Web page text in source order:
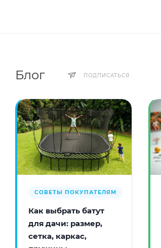
Блог ПОДПИСАТЬСЯ
СОВЕТЫ ПОКУПАТЕЛЯМ
Как выбрать батут
для дачи: размер,
сетка, каркас,